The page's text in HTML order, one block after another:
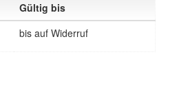
Gültig bis
bis auf Widerruf